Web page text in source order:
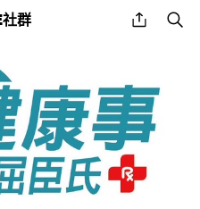
群 share